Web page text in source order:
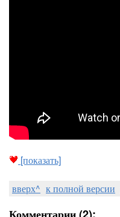
[показать]
вверх^ к полной версии